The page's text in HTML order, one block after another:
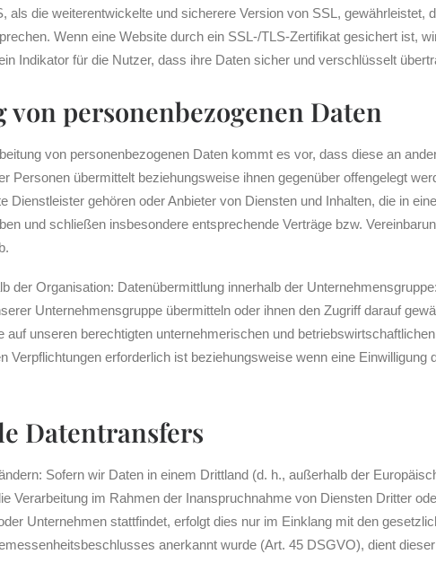
als die weiterentwickelte und sicherere Version von SSL, gewährleistet,
Wenn eine Website durch ein SSL-/TLS-Zertifikat gesichert ist,
Indikator für die Nutzer, dass ihre Daten sicher und verschlüsselt
personenbezogenen Daten
von personenbezogenen Daten kommt es vor, dass diese an
Personen übermittelt beziehungsweise ihnen gegenüber offengelegt
Dienstleister gehören oder Anbieter von Diensten und Inhalten, die in
und schließen insbesondere entsprechende Verträge bzw.
der Organisation: Datenübermittlung innerhalb der
Unternehmensgruppe übermitteln oder ihnen den Zugriff darauf
auf unseren berechtigten unternehmerischen und
Verpflichtungen erforderlich ist beziehungsweise wenn eine Einwilligung
Datentransfers
Sofern wir Daten in einem Drittland (d. h., außerhalb der
Verarbeitung im Rahmen der Inanspruchnahme von Diensten Dritter
Unternehmen stattfindet, erfolgt dies nur im Einklang mit den
anerkannt wurde (Art. 45 DSGVO), dient